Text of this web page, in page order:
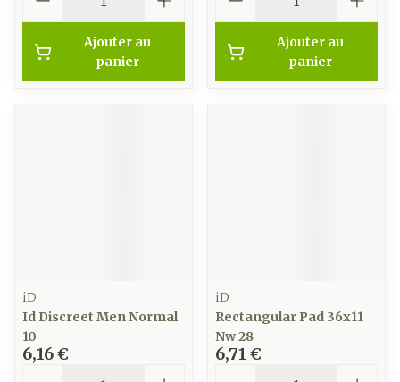
Ajouter au
panier
Ajouter au
panier
iD
Id Discreet Men Normal
10
6,16 €
iD
Rectangular Pad 36x11
Nw 28
6,71 €